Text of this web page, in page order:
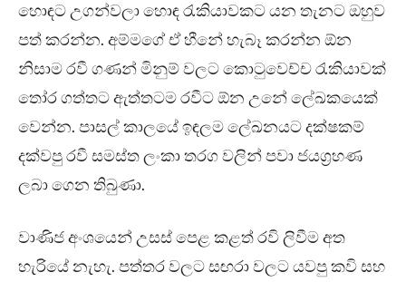
හොඳට උගන්වලා හොඳ රැකියාවකට යන තැනට ඔහුව
පත් කරන්න. අම්මගේ ඒ හීනේ හැබෑ කරන්න ඕන
නිසාම රවී ගණන් මිනුම් වලට කොටුවෙච්ච රැකියාවක්
තෝර ගත්තට ඇත්තටම රවීට ඕන උනේ ලේඛකයෙක්
වෙන්න. පාසල් කාලයේ ඉඳලම ලේඛනයට දක්ෂකම්
දක්වපු රවී සමස්ත ලංකා තරග වලින් පවා ජයග්‍රහණ
ලබා ගෙන තිබුණා.
වාණිජ අංශයෙන් උසස් පෙළ කළත් රවි ලිවීම අත
හැරියේ නැහැ. පත්තර වලට සඟරා වලට යවපු කවි සහ